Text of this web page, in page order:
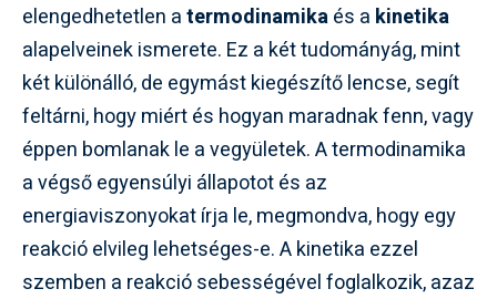
elengedhetetlen atermodinamikaés a kinetika
alapelveinek ismerete. Ez a két tudományág, mint
két különálló, de egymást kiegészítő lencse, segít
feltárni, hogy miért és hogyan maradnak fenn, vagy
éppen bomlanak le a vegyületek. A termodinamika
a végső egyensúlyi állapotot és az
energiaviszonyokat írja le, megmondva, hogy egy
reakció elvileg lehetséges-e. A kinetika ezzel
szemben a reakció sebességével foglalkozik, azaz